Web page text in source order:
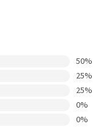
50%
25%
25%
0%
0%